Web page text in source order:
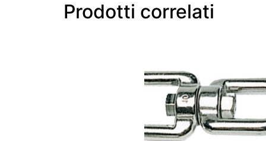
Prodotti correlati